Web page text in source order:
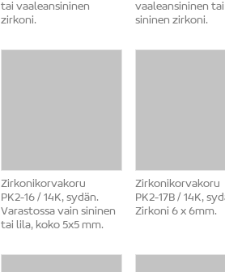
tai vaaleansininen
zirkoni.
vaaleansininen tai
sininen zirkoni.
Zirkonikorvakoru
PK2-16 / 14K, sydän.
Varastossa vain sininen
tai lila, koko 5x5 mm.
Zirkonikorvakoru
PK2-17B / 14K,
Zirkoni 6 x 6mm.